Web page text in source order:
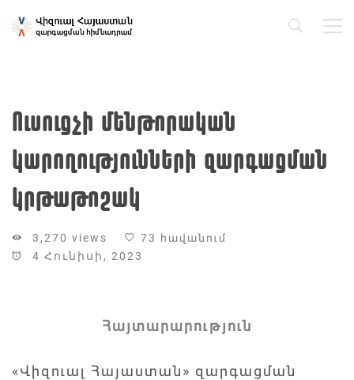
Ուսուցչի մենթորական
կարողությունների զարգացման
կրթաթոշակ
3,270 views
73 հավանում
4 Հունիսի, 2023
Հայտարարություն
«Վիզուալ Հայաստան» զարգացման